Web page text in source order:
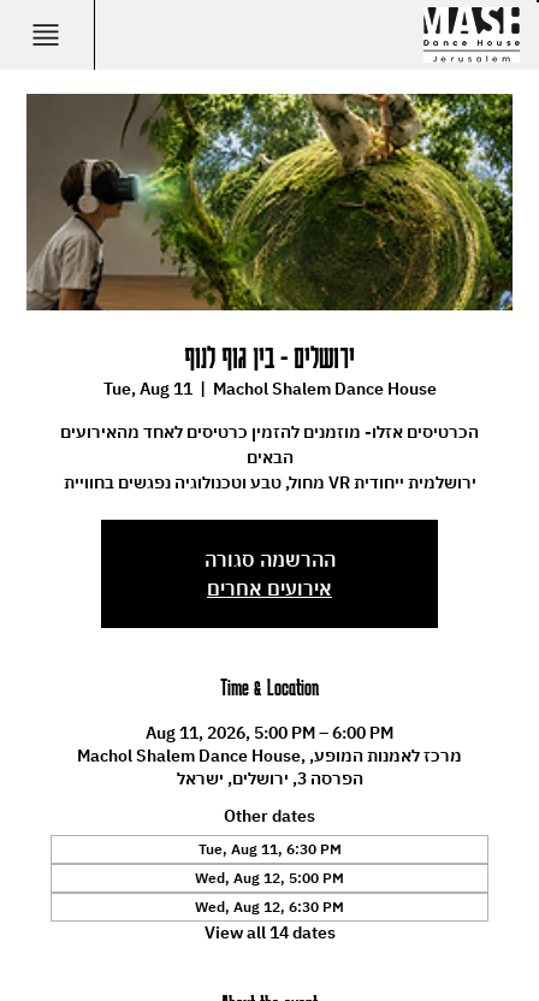
ירושלים - בין גוף לנוף
Tue, Aug 11
  |
Machol Shalem Dance House
הכרטיסים אזלו- מוזמנים להזמין כרטיסים לאחד מהאירועים
הבאים
מחול, טבע וטכנולוגיה נפגשים בחוויית VR ירושלמית ייחודית
ההרשמה סגורה
אירועים אחרים
Time & Location
Aug 11, 2026, 5:00 PM – 6:00 PM
Machol Shalem Dance House, מרכז לאמנות המופע,
הפרסה 3, ירושלים, ישראל
Other dates
Tue, Aug 11, 6:30 PM
Wed, Aug 12, 5:00 PM
Wed, Aug 12, 6:30 PM
View all 14 dates